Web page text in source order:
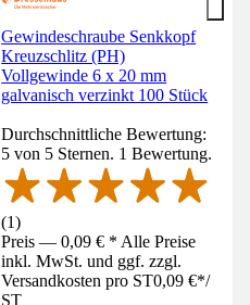
Gewindeschraube Senkkopf
Kreuzschlitz (PH)
Vollgewinde 6 x 20 mm
galvanisch verzinkt 100 Stück
Durchschnittliche Bewertung:
5 von 5 Sternen. 1 Bewertung.
(1)
Preis — 0,09 € * Alle Preise
inkl. MwSt. und ggf. zzgl.
Versandkosten pro ST0,09 €*/
ST